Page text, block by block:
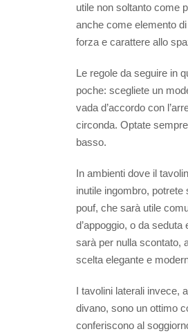
utile non soltanto come
anche come elemento
forza e carattere allo
Le regole da seguire in
poche: scegliete un
vada d’accordo con
circonda. Optate
basso.
In ambienti dove il
inutile ingombro,
pouf, che sarà utile
d’appoggio, o da seduta
sarà per nulla scontato,
scelta elegante e
I tavolini laterali invece,
divano, sono un ottimo
conferiscono al